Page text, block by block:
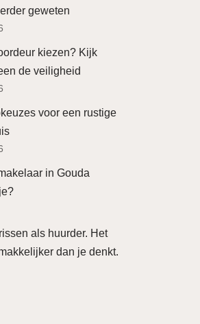
geweten
kiezen? Kijk
de veiligheid
voor een rustige
in Gouda
als huurder. Het
dan je denkt.